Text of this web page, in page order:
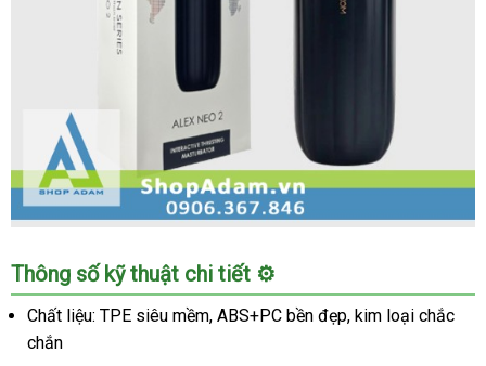
Svakom
Alex
Neo
tự
Thông số kỹ thuật chi tiết ⚙️
Chất liệu: TPE siêu mềm, ABS+PC bền đẹp, kim loại chắc
chắn